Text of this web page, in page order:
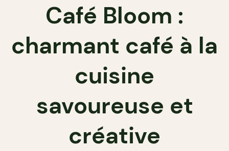
Café Bloom :
charmant café à la
cuisine
savoureuse et
créative